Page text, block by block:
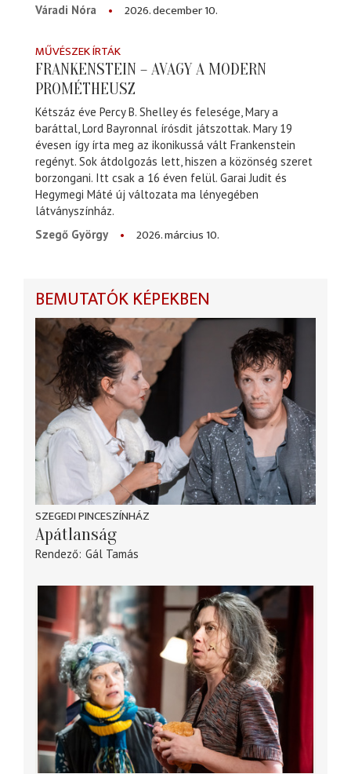
Váradi Nóra
2026. december 10.
MŰVÉSZEK ÍRTÁK
FRANKENSTEIN – AVAGY A MODERN
PROMÉTHEUSZ
Kétszáz éve Percy B. Shelley és felesége, Mary a
baráttal, Lord Bayronnal írósdit játszottak. Mary 19
évesen így írta meg az ikonikussá vált Frankenstein
regényt. Sok átdolgozás lett, hiszen a közönség szeret
borzongani. Itt csak a 16 éven felül. Garai Judit és
Hegymegi Máté új változata ma lényegében
látványszínház.
Szegő György
2026. március 10.
BEMUTATÓK KÉPEKBEN
SZEGEDI PINCESZÍNHÁZ
Apátlanság
Rendező Gál Tamás